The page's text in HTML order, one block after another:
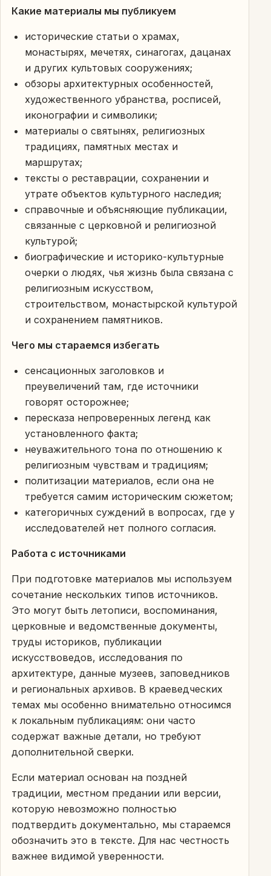
Какие материалы мы публикуем
исторические статьи о храмах,
монастырях, мечетях, синагогах, дацанах
и других культовых сооружениях;
обзоры архитектурных особенностей,
художественного убранства, росписей,
иконографии и символики;
материалы о святынях, религиозных
традициях, памятных местах и
маршрутах;
тексты о реставрации, сохранении и
утрате объектов культурного наследия;
справочные и объясняющие публикации,
связанные с церковной и религиозной
культурой;
биографические и историко-культурные
очерки о людях, чья жизнь была связана с
религиозным искусством,
строительством, монастырской культурой
и сохранением памятников.
Чего мы стараемся избегать
сенсационных заголовков и
преувеличений там, где источники
говорят осторожнее;
пересказа непроверенных легенд как
установленного факта;
неуважительного тона по отношению к
религиозным чувствам и традициям;
политизации материалов, если она не
требуется самим историческим сюжетом;
категоричных суждений в вопросах, где у
исследователей нет полного согласия.
Работа с источниками
При подготовке материалов мы используем
сочетание нескольких типов источников.
Это могут быть летописи, воспоминания,
церковные и ведомственные документы,
труды историков, публикации
искусствоведов, исследования по
архитектуре, данные музеев, заповедников
и региональных архивов. В краеведческих
темах мы особенно внимательно относимся
к локальным публикациям: они часто
содержат важные детали, но требуют
дополнительной сверки.
Если материал основан на поздней
традиции, местном предании или версии,
которую невозможно полностью
подтвердить документально, мы стараемся
обозначить это в тексте. Для нас честность
важнее видимой уверенности.